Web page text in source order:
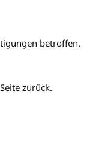
betroffen.
zurück.